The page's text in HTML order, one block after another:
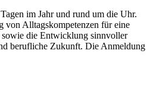
im Jahr und rund um die Uhr.
von Alltagskompetenzen für eine
sowie die Entwicklung sinnvoller
berufliche Zukunft. Die Anmeldung